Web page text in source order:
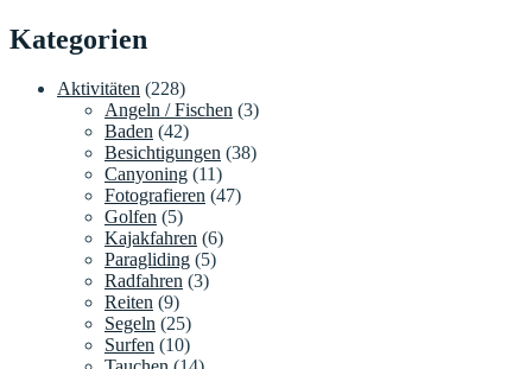
Kategorien
Aktivitäten (228)
Angeln / Fischen (3)
Baden (42)
Besichtigungen (38)
Canyoning (11)
Fotografieren (47)
Golfen (5)
Kajakfahren (6)
Paragliding (5)
Radfahren (3)
Reiten (9)
Segeln (25)
Surfen (10)